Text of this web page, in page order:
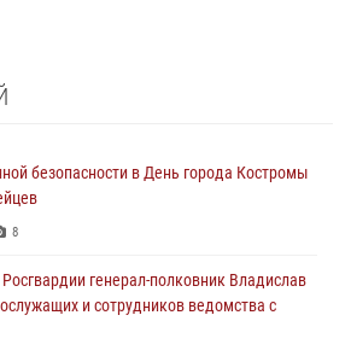
безопасности в День города Костромы
8
генерал-полковник Владислав
и сотрудников ведомства с